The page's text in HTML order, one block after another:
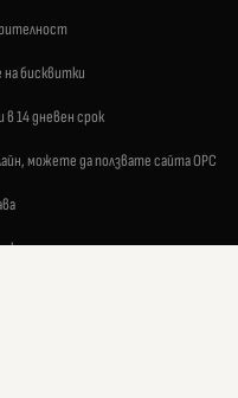
на бисквитки
в 14 дневен срок
можете да ползвате сайта ОРС